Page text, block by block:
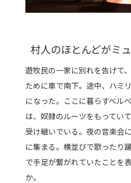
村人のほとんどがミ
遊牧民の一家に別れを告げて
ために車で南下。途中、ハミ
になった。ここに暮らすベル
は、奴隷のルーツをもってい
受け継いでいる。夜の音楽会
に集まる。横並びで歌ったり
で手足が繋がれていたことを
か。